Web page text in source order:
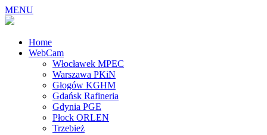
MENU
Home
WebCam
Włocławek MPEC
Warszawa PKiN
Głogów KGHM
Gdańsk Rafineria
Gdynia PGE
Płock ORLEN
Trzebież